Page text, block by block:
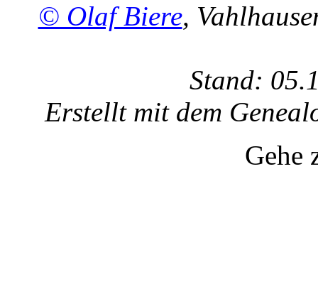
© Olaf Biere,
Stand:
Erstellt mit dem
Gehe